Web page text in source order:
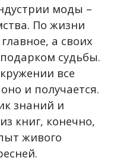
моды –
По жизни
а своих
судьбы.
все
и получается.
знаний и
книг, конечно,
живого